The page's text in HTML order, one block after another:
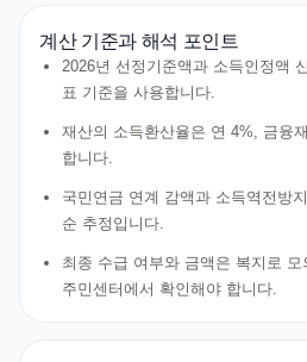
계산 기준과 해석 포인트
2026년 선정기준액과 소득인정액
표 기준을 사용합니다.
재산의 소득환산율은 연 4%, 금융
합니다.
국민연금 연계 감액과 소득역전방
순 추정입니다.
최종 수급 여부와 금액은 복지로 모
주민센터에서 확인해야 합니다.